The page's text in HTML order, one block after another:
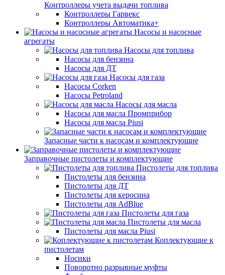
Контроллеры учета выдачи топлива
Контроллеры Гарвекс
Контроллеры Автоматика+
Насосы и насосные
агрегаты
Насосы для топлива
Насосы для бензина
Насосы для ДТ
Насосы для газа
Насосы Corken
Насосы Petroland
Насосы для масла
Насосы для масла Промприбор
Насосы для масла Piusi
Запасные части к насосам и комплектующие
Заправочные пистолеты и комплектующие
Пистолеты для топлива
Пистолеты для бензина
Пистолеты для ДТ
Пистолеты для керосина
Пистолеты для AdBlue
Пистолеты для газа
Пистолеты для масла
Пистолеты для масла Piusi
Коплектующие к
пистолетам
Носики
Поворотно разрывные муфты